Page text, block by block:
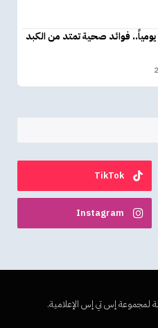
فوائد صحية تمتد من الكبد
TikTok
Instagram